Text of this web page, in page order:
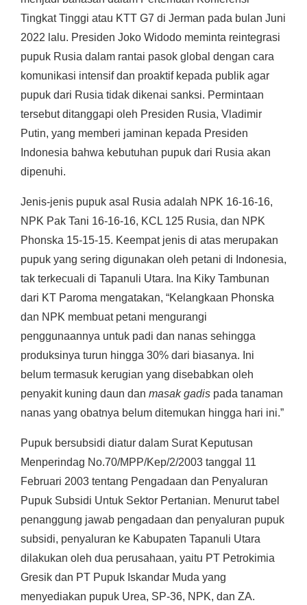
Tingkat Tinggi atau KTT G7 di Jerman pada bulan Juni
2022 lalu. Presiden Joko Widodo meminta reintegrasi
pupuk Rusia dalam rantai pasok global dengan cara
komunikasi intensif dan proaktif kepada publik agar
pupuk dari Rusia tidak dikenai sanksi. Permintaan
tersebut ditanggapi oleh Presiden Rusia, Vladimir
Putin, yang memberi jaminan kepada Presiden
Indonesia bahwa kebutuhan pupuk dari Rusia akan
dipenuhi.
Jenis-jenis pupuk asal Rusia adalah NPK 16-16-16,
NPK Pak Tani 16-16-16, KCL 125 Rusia, dan NPK
Phonska 15-15-15. Keempat jenis di atas merupakan
pupuk yang sering digunakan oleh petani di Indonesia,
tak terkecuali di Tapanuli Utara. Ina Kiky Tambunan
dari KT Paroma mengatakan, “Kelangkaan Phonska
dan NPK membuat petani mengurangi
penggunaannya untuk padi dan nanas sehingga
produksinya turun hingga 30% dari biasanya. Ini
belum termasuk kerugian yang disebabkan oleh
penyakit kuning daun dan masak gadis pada tanaman
nanas yang obatnya belum ditemukan hingga hari ini.”
Pupuk bersubsidi diatur dalam Surat Keputusan
Menperindag No.70/MPP/Kep/2/2003 tanggal 11
Februari 2003 tentang Pengadaan dan Penyaluran
Pupuk Subsidi Untuk Sektor Pertanian. Menurut tabel
penanggung jawab pengadaan dan penyaluran pupuk
subsidi, penyaluran ke Kabupaten Tapanuli Utara
dilakukan oleh dua perusahaan, yaitu PT Petrokimia
Gresik dan PT Pupuk Iskandar Muda yang
menyediakan pupuk Urea, SP-36, NPK, dan ZA.